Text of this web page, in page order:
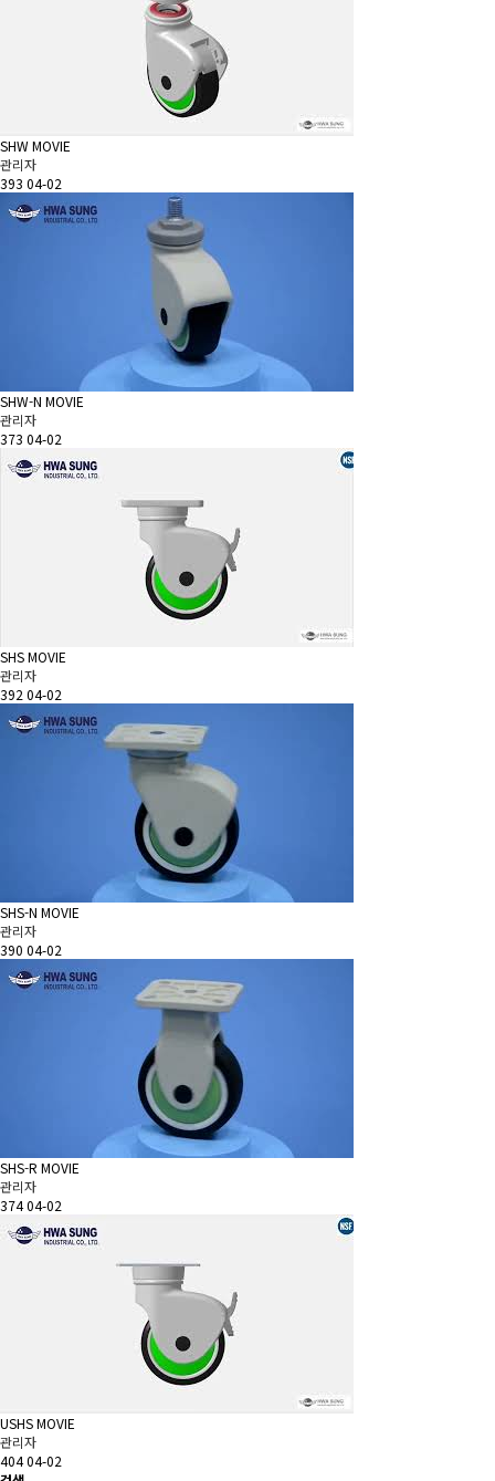
SHW MOVIE
관리자
393 04-02
SHW-N MOVIE
관리자
373 04-02
SHS MOVIE
관리자
392 04-02
SHS-N MOVIE
관리자
390 04-02
SHS-R MOVIE
관리자
37404-02
USHS MOVIE
관리자
40404-02